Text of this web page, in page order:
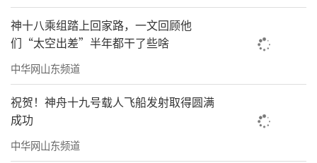
浅出介绍了学习中华优秀传统文化的重要意
义，然后带领现场观众参观了中华传统文化的
几个“主要景点”，分别论述了儒、墨、道、
法四大学派的起源发展与主要代表思想。他为
当代大学生学习中华优秀传统文化提出了两点
建议：一是辩证地看待传统文化，取其精华、
弃其糟粕；二是多读经典原著，形成自身对于
神十八乘组踏上回家路，一文回顾他
们“太空出差”半年都干了些啥
中华网山东频道
祝贺！神舟十九号载人飞船发射取得圆满
成功
中华网山东频道